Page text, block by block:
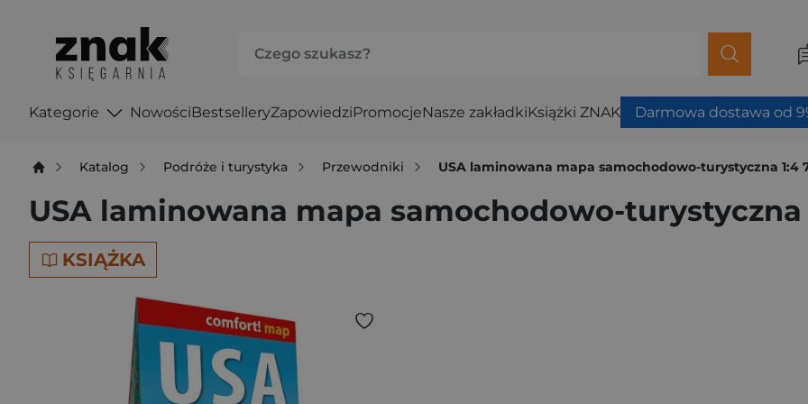
Kategorie NowościBestselleryZapowiedziPromocjeNasze zakładkiKsiążki ZNAK Darmowa dostawa od
Katalog Podróże i turystyka Przewodniki USA laminowana mapa samochodowo-turystyczna 1:4
USA laminowana mapa samochodowo-turystyczna
KSIĄŻKA